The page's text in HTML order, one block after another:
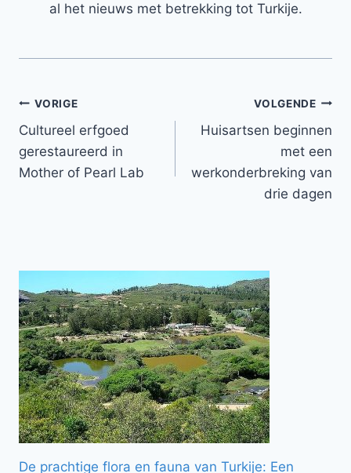
al het nieuws met betrekking tot Turkije.
Bericht
navigatie
VORIGE
Cultureel erfgoed
gerestaureerd in
Mother of Pearl Lab
VOLGENDE
Huisartsen beginnen
met een
werkonderbreking van
drie dagen
De prachtige flora en fauna van Turkije: Een